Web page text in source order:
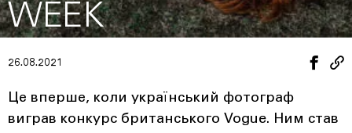
WEEK
26.08.2021
Це вперше, коли український фотограф
виграв конкурс британського Vogue. Ним став